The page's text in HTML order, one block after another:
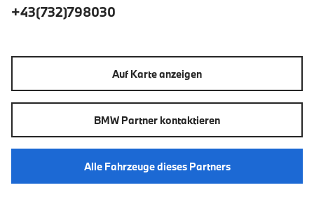
+43(732)798030
Auf Karte anzeigen
BMW Partner kontaktieren
Alle Fahrzeuge dieses Partners